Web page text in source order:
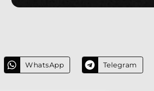
WhatsApp Telegram